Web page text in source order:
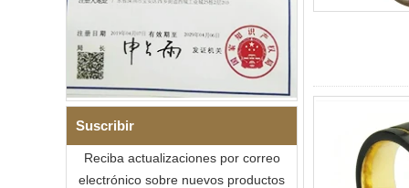
Suscribir
Reciba actualizaciones por correo
electrónico sobre nuevos productos